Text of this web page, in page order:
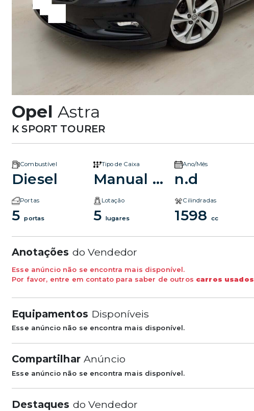
Opel Astra
K SPORT TOURER
Combustível
Diesel
Tipo de Caixa
Manual 5v
Ano/Mês
n.d
Portas
5portas
Lotação
5lugares
Cilindradas
1598cc
Anotações do Vendedor
Esse anúncio não se encontra mais disponível.
Por favor, entre em contato para saber de outros carros usados
Equipamentos Disponíveis
Esse anúncio não se encontra mais disponível.
Compartilhar Anúncio
Esse anúncio não se encontra mais disponível.
Destaques do Vendedor